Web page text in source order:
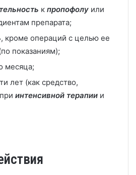
к пропофолу или
препарата;
, кроме операций с целью ее
показаниям);
месяца;
лет (как средство,
интенсивной терапии и